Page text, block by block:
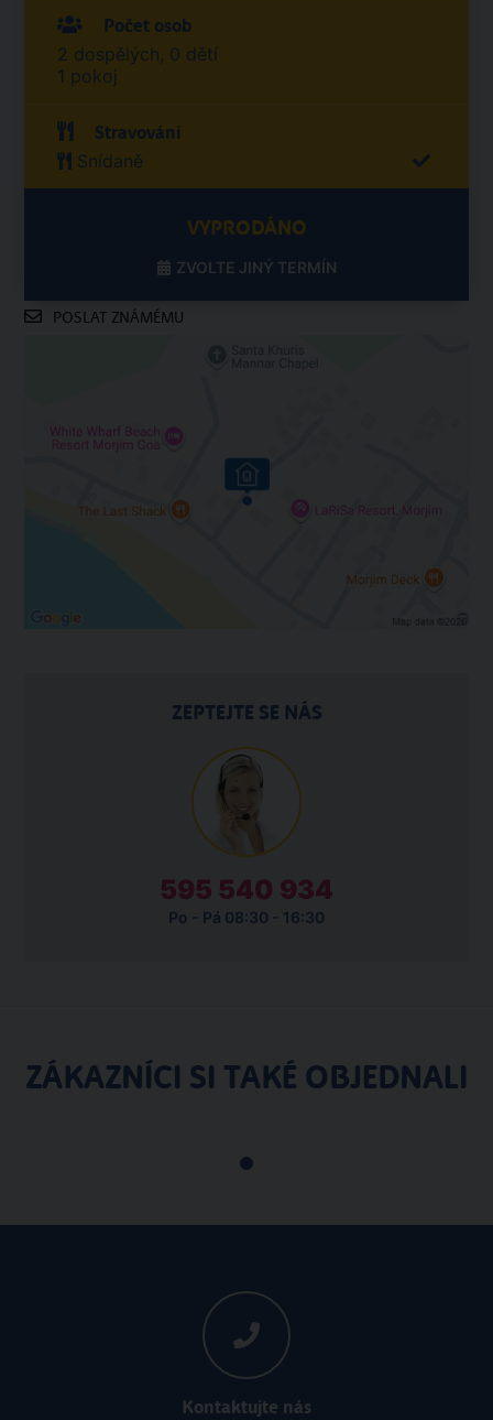
Počet osob
2 dospělých, 0 dětí
1 pokoj
Stravování
Snídaně
VYPRODÁNO
ZVOLTE JINÝ TERMÍN
POSLAT ZNÁMÉMU
ZEPTEJTE SE NÁS
595 540 934
Po - Pá 08:30 - 16:30
ZÁKAZNÍCI SI TAKÉ OBJEDNALI
Kontaktujte nás